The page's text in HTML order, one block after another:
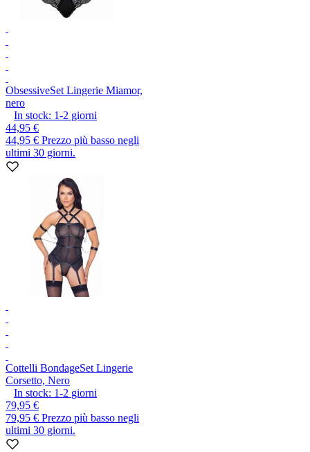
ObsessiveSet Lingerie Miamor,
nero
In stock: 1-2 giorni
44,95 €
44,95 € Prezzo più basso negli
ultimi 30 giorni.
Cottelli BondageSet Lingerie
Corsetto, Nero
In stock: 1-2 giorni
79,95 €
79,95 € Prezzo più basso negli
ultimi 30 giorni.